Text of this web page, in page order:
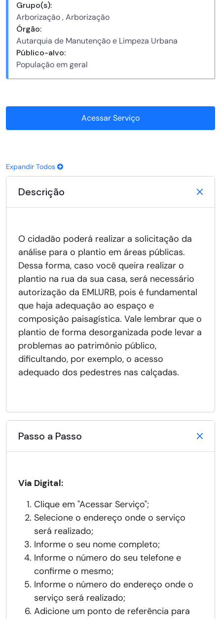
Grupo(s):
Arborização , Arborização
Órgão:
Autarquia de Manutenção e Limpeza Urbana
Público-alvo:
População em geral
Acessar Serviço
Expandir Todos
Descrição
O cidadão poderá realizar a solicitação da
análise para o plantio em áreas públicas.
Dessa forma, caso você queira realizar o
plantio na rua da sua casa, será necessário
autorização da EMLURB, pois é fundamental
que haja adequação ao espaço e
composição paisagística. Vale lembrar que o
plantio de forma desorganizada pode levar a
problemas ao patrimônio público,
dificultando, por exemplo, o acesso
adequado dos pedestres nas calçadas.
Passo a Passo
Via Digital:
Clique em "Acessar Serviço";
Selecione o endereço onde o serviço
será realizado;
Informe o seu nome completo;
Informe o número do seu telefone e
confirme o mesmo;
Informe o número do endereço onde o
serviço será realizado;
Adicione um ponto de referência para